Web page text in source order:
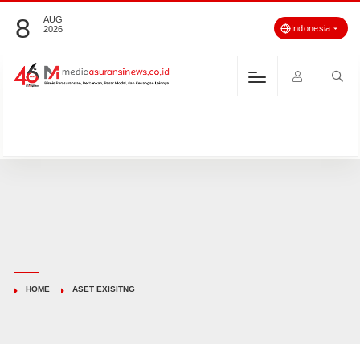
8
AUG
2026
Indonesia
HOME ASET EXISITNG